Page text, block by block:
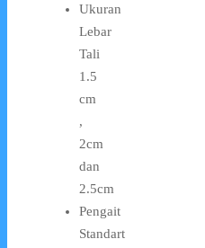
Ukuran
Lebar
Tali
1.5
cm
,
2cm
dan
2.5cm
Pengait
Standart